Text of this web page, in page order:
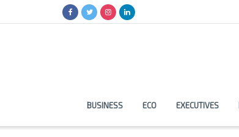
BUSINESS ECO EXECUTIVES